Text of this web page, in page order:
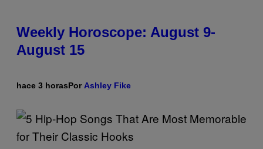
Weekly Horoscope: August 9-
August 15
hace 3 horasPor Ashley Fike